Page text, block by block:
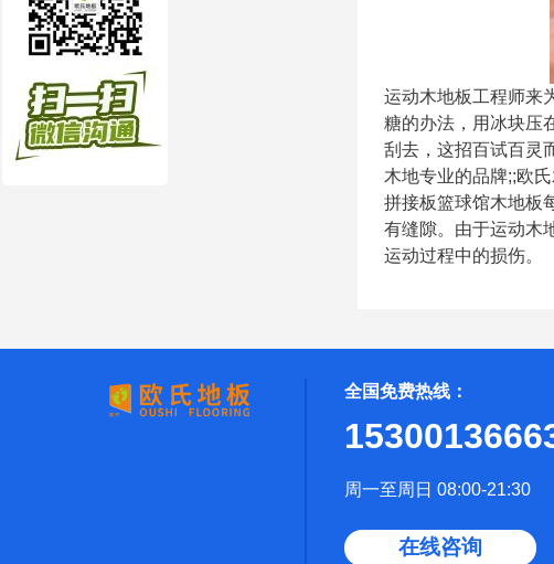
运动木地板工程师来
糖的办法，用冰块压
刮去，这招百试百灵
木地专业的品牌;;欧
拼接板篮球馆木地板
有缝隙。由于运动木
运动过程中的损伤。
全国免费热线：
周一至周日 08:00-21:30
在线咨询